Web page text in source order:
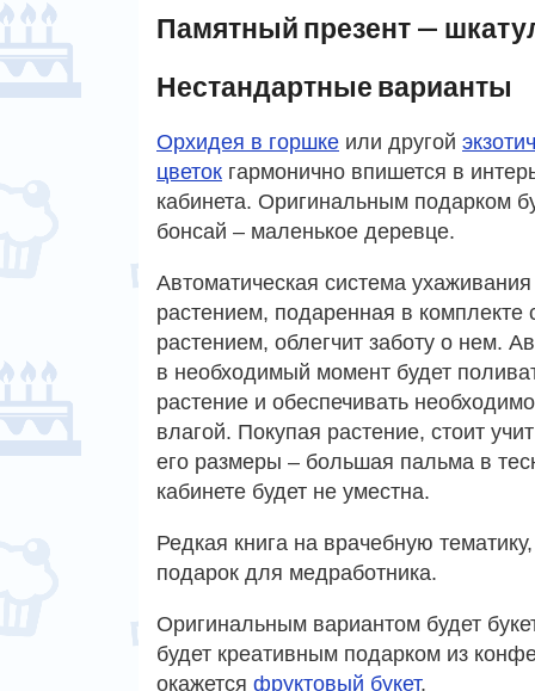
Памятный презент —
Нестандартные варианты
Орхидея в горшке или другой
цветок гармонично впишется в
кабинета. Оригинальным подарком
бонсай – маленькое деревце.
Автоматическая система ухаживания
растением, подаренная в комплекте
растением, облегчит заботу о нем.
в необходимый момент будет
растение и обеспечивать
влагой. Покупая растение, стоит
его размеры – большая пальма в
кабинете будет не уместна.
Редкая книга на врачебную
подарок для медработника.
Оригинальным вариантом будет
будет креативным подарком из
окажется фруктовый букет.